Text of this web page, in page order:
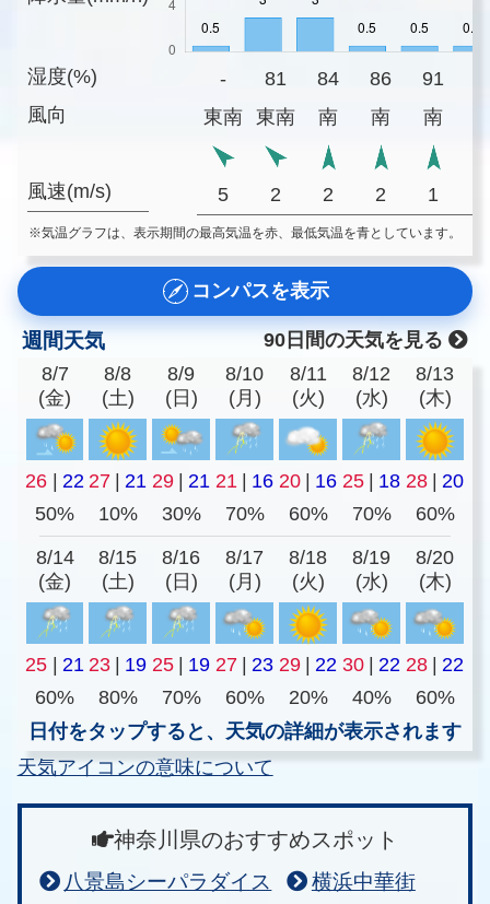
湿度(%)
風向
風速(m/s)
- 81 84 86 91
東南
東南 南 南 南
5 2 2 2 1
※気温グラフは、表示期間の最高気温を赤、最低気温を青としています。
コンパスを表示
週間天気
90日間の天気を見る
8/7
(金)
8/8
(土)
8/9
(日)
8/10
(月)
8/11
(火)
8/12
(水)
8/13
(木)
26 22 27 21 29 21 21 16 20 16 25 18 28
20
50%
10% 30% 70% 60% 70% 60%
8/14
(金)
8/15
(土)
8/16
(日)
8/17
(月)
8/18
(火)
8/19
(水)
8/20
(木)
25 21 23 19 25 19 27 23 29 22 30 22 28
22
60%
80% 70% 60% 20% 40%
60%
日付をタップすると、天気の詳細が表示されます
天気アイコンの意味について
神奈川県のおすすめスポット
八景島シーパラダイス
横浜中華街